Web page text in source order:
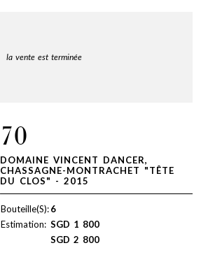
la vente est terminée
70
DOMAINE VINCENT DANCER,
CHASSAGNE-MONTRACHET "TÊTE
DU CLOS" - 2015
Bouteille(S):6
Estimation: SGD 1 800
SGD 2 800